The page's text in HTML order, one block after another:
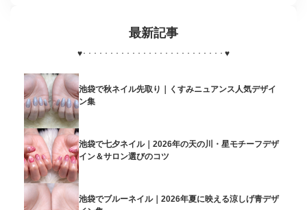
最新記事
♥･･････････････････････････ ♥
池袋で秋ネイル先取り｜くすみニュアンス人気デザイ
ン集
池袋で七夕ネイル｜2026年の天の川・星モチーフデザ
イン＆サロン選びのコツ
池袋でブルーネイル｜2026年夏に映える涼しげ青デザ